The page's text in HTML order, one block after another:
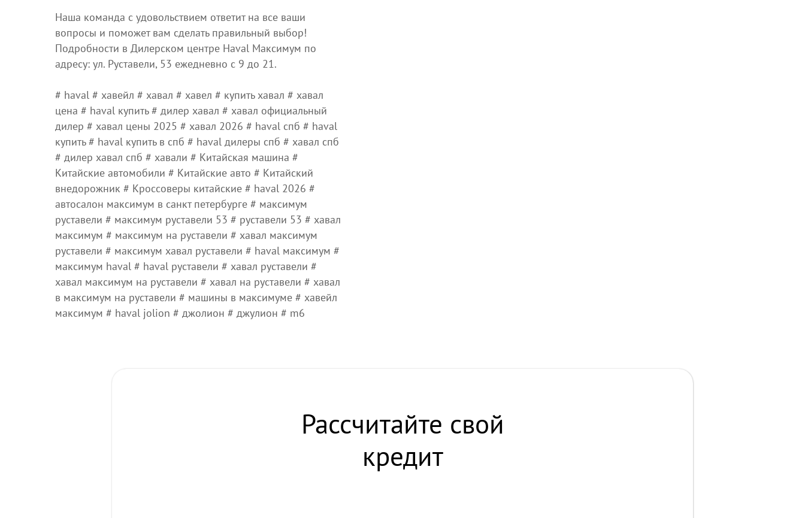
Наша команда с удовольствием ответит на все ваши
вопросы и поможет вам сделать правильный выбор!
Подробности в Дилерском центре Наvаl Максимум по
адресу: ул. Руставели, 53 ежедневно с 9 до 21.
# haval # хавейл # хавал # хавел # купить хавал # хавал
цена # haval купить # дилер хавал # хавал официальный
дилер # хавал цены 2025 # хавал 2026 # haval спб # haval
купить # haval купить в спб # haval дилеры спб # хавал спб
# дилер хавал спб # хавали # Китайская машина #
Китайские автомобили # Китайские авто # Китайский
внедорожник # Кроссоверы китайские # haval 2026 #
автосалон максимум в санкт петербурге # максимум
руставели # максимум руставели 53 # руставели 53 # хавал
максимум # максимум на руставели # хавал максимум
руставели # максимум хавал руставели # haval максимум #
максимум haval # haval руставели # хавал руставели #
хавал максимум на руставели # хавал на руставели # хавал
в максимум на руставели # машины в максимуме # хавейл
максимум # haval jolion # джолион # джулион # m6
Рассчитайте свой
кредит